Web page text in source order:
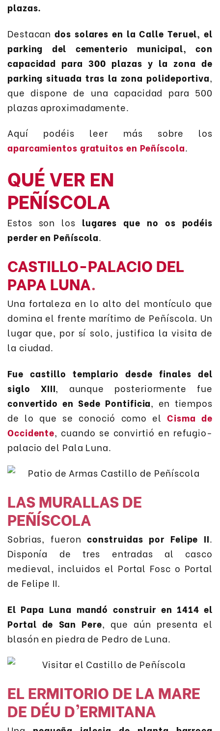
plazas.
Destacandos solares en la Calle Teruel, el
parking del cementerio municipal, con
capacidad para 300 plazas y la zona de
parking situada tras la zona polideportiva,
que dispone de una capacidad para 500
plazas aproximadamente.
Aquí podéis leer más sobre los
aparcamientos gratuitos en Peñíscola.
QUÉ VER EN
PEÑÍSCOLA
Estos son los lugares que no os podéis
perder en Peñíscola.
CASTILLO-PALACIO DEL
PAPA LUNA.
Una fortaleza en lo alto del montículo que
domina el frente marítimo de Peñíscola. Un
lugar que, por sí solo, justifica la visita de
la ciudad.
Fue castillo templario desde finales del
siglo XIII, aunque posteriormente fue
convertido en Sede Pontificia, en tiempos
de lo que se conoció como elCisma de
Occidente, cuando se convirtió en refugio-
palacio del Pala Luna.
LAS MURALLAS DE
PEÑÍSCOLA
Sobrias, fueronconstruidas por Felipe II.
Disponía de tres entradas al casco
medieval, incluidos el Portal Fosc o Portal
de Felipe II.
El Papa Luna mandó construir en 1414 el
Portal de San Pere, que aún presenta el
blasón en piedra de Pedro de Luna.
EL ERMITORIO DE LA MARE
DE DÉU D’ERMITANA